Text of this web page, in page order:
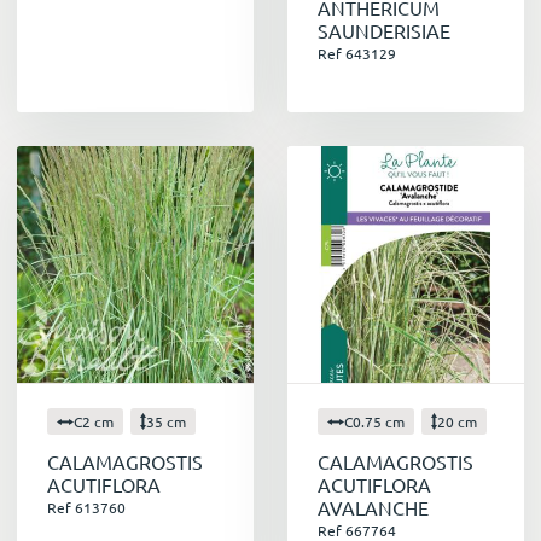
pollinisateurs, oiseaux et petits mammifères.
En favorisant la présence de ces auxiliaires
écologique de votre jardin.
Des plantes robustes et faciles d'entretien
Contrairement à une idée reçue, les graminées
ne sont pas des plantes fragiles. Elles
s'adaptent à une grande variété de sols et de
conditions climatiques, et ne demandent que
peu d'entretien. Un arrosage régulier pendant
les périodes de sécheresse leur suffit
généralement pour s'épanouir.
Conseils de plantation et d'entretien
Choisir la bonne graminée :Prenez en
compte les conditions de votre jardin (soleil,
ombre, type de sol, humidité) lors de votre
choix. N'hésitez pas à nous demander
ANTHERICUM
SAUNDERISIAE
Ref 643129
C2 cm 35 cm
CALAMAGROSTIS
ACUTIFLORA
Ref 613760
C0.75 cm 20 cm
CALAMAGROSTIS
ACUTIFLORA
AVALANCHE
Ref 667764